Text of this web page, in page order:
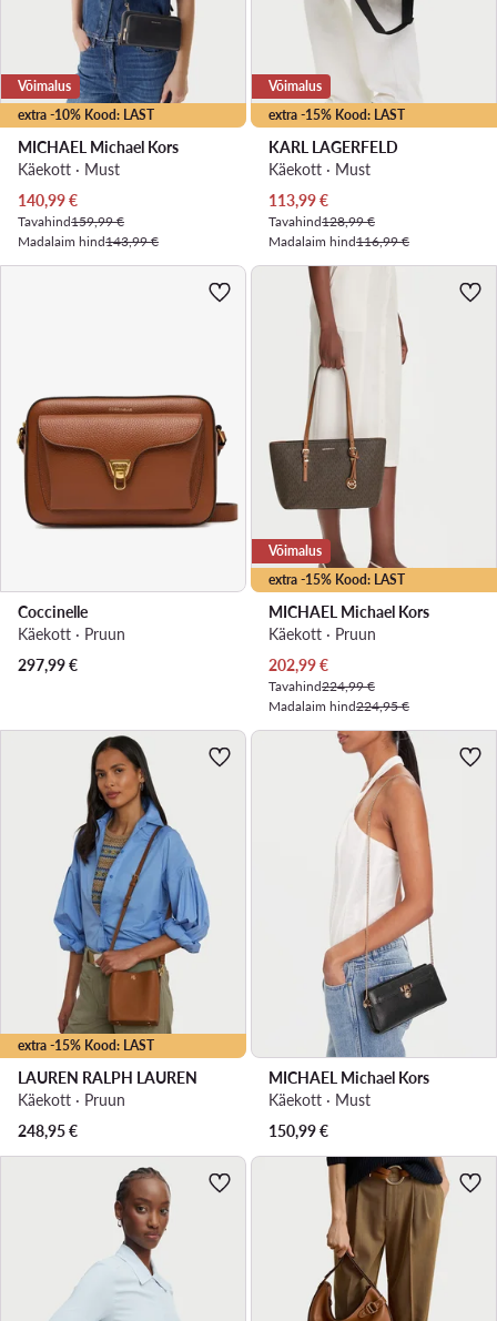
extra -10% Kood: LAST
Võimalus
MICHAEL Michael Kors
Käekott · Must
Praegune hind
140,99€
Tavahind159,99 €
Madalaim hind143,99 €
extra -15% Kood: LAST
Võimalus
KARL LAGERFELD
Käekott · Must
Praegune hind
113,99€
Tavahind128,99 €
Madalaim hind116,99 €
Coccinelle
Käekott · Pruun
297,99€
extra -15% Kood: LAST
Võimalus
MICHAEL Michael Kors
Käekott · Pruun
Praegune hind
202,99€
Tavahind224,99 €
Madalaim hind224,95 €
extra -15% Kood: LAST
LAUREN RALPH LAUREN
Käekott · Pruun
248,95€
MICHAEL Michael Kors
Käekott · Must
150,99€